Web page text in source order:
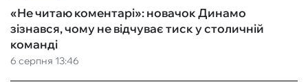
6 серпня 13:46
«Не читаю коментарі»: новачок Динамо
зізнався, чому не відчуває тиск у столичній
команді